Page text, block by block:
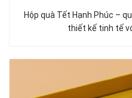
Hộp quà Tết Hạnh Phúc –
thiết kế tinh tế